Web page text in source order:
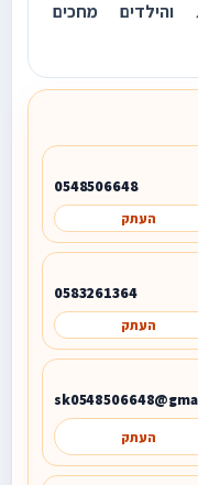
והילדים מחכים
0548506648
העתק
0583261364
העתק
העתק